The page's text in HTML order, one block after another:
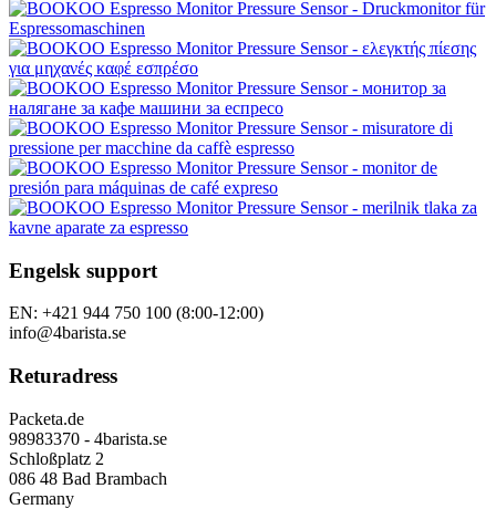
Engelsk support
EN: +421 944 750 100 (8:00-12:00)
info@4barista.se
Returadress
Packeta.de
98983370 - 4barista.se
Schloßplatz 2
086 48 Bad Brambach
Germany